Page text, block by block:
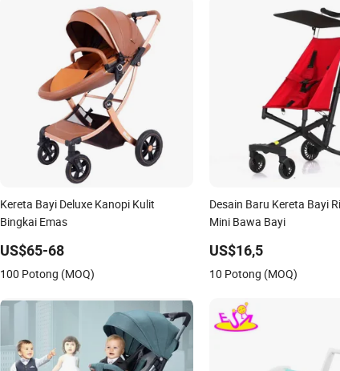
Kereta Bayi Deluxe Kanopi Kulit
Bingkai Emas
US$65-68
100 Potong (MOQ)
Desain Baru Kereta Bayi
Mini Bawa Bayi
US$16,5
10 Potong (MOQ)